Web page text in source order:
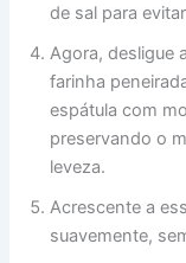
de sal para
Agora, desligue
farinha
espátula com
preservando o
leveza.
Acrescente a
suavemente,